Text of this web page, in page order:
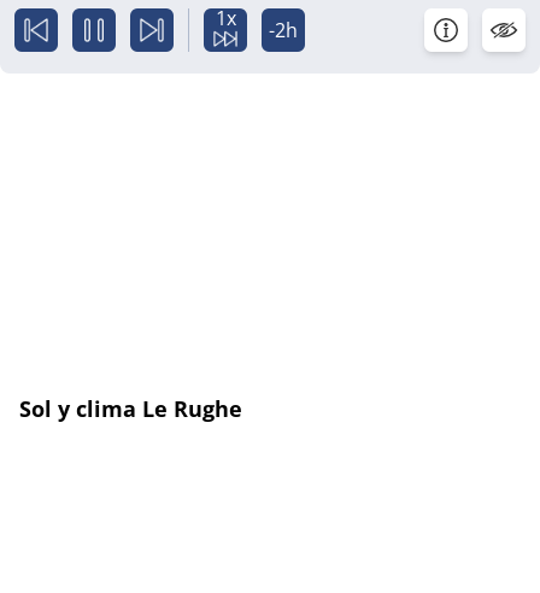
1x -2h
Sol y clima Le Rughe